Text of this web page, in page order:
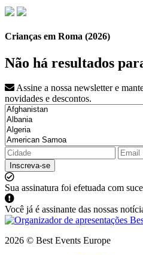
Crianças em Roma (2026)
Não há resultados
Assine a nossa newsletter e
novidades e descontos.
Inscreva-se
Sua assinatura foi efetuada com
Você já é assinante das nossas
2026 © Best Events Europe